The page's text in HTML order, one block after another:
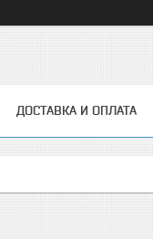
ДОСТАВКА И ОПЛАТА